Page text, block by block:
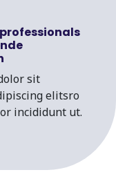
sit
elitsro
incididunt ut.